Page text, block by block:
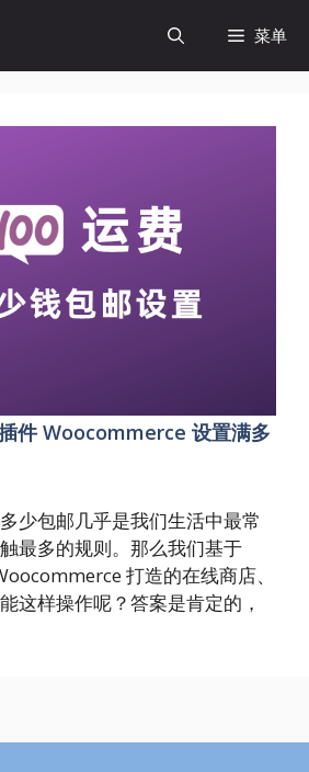
菜单
件 Woocommerce 设置满多
少包邮几乎是我们生活中最常
最多的规则。那么我们基于
打造的在线商店、
这样操作呢？答案是肯定的，